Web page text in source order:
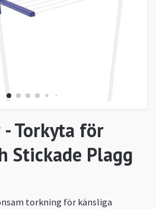
Torkyta för
Stickade Plagg
torkning för känsliga